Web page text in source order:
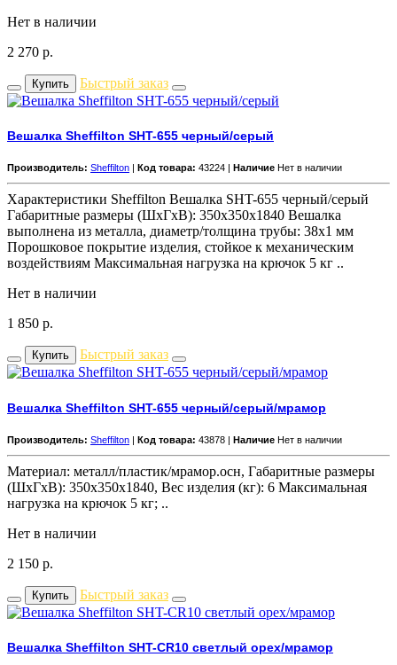
Нет в наличии
2 270 р.
Купить Быстрый заказ
Вешалка Sheffilton SHT-655 черный/серый
Производитель: Sheffilton Код товара: 43224 | Наличие Нет в наличии
Характеристики Sheffilton Вешалка SHT-655 черный/серый
Габаритные размеры (ШхГхВ): 350x350x1840 Вешалка
выполнена из металла, диаметр/толщина трубы: 38х1 мм
Порошковое покрытие изделия, стойкое к механическим
воздействиям Максимальная нагрузка на крючок 5 кг ..
Нет в наличии
1 850 р.
Купить Быстрый заказ
Вешалка Sheffilton SHT-655 черный/серый/мрамор
Производитель: Sheffilton | Код товара: 43878 | Наличие Нет в наличии
Материал: металл/пластик/мрамор.осн, Габаритные размеры
(ШхГхВ): 350x350x1840, Вес изделия (кг): 6 Максимальная
нагрузка на крючок 5 кг; ..
Нет в наличии
2 150 р.
Купить Быстрый заказ
Вешалка Sheffilton SHT-CR10 светлый орех/мрамор